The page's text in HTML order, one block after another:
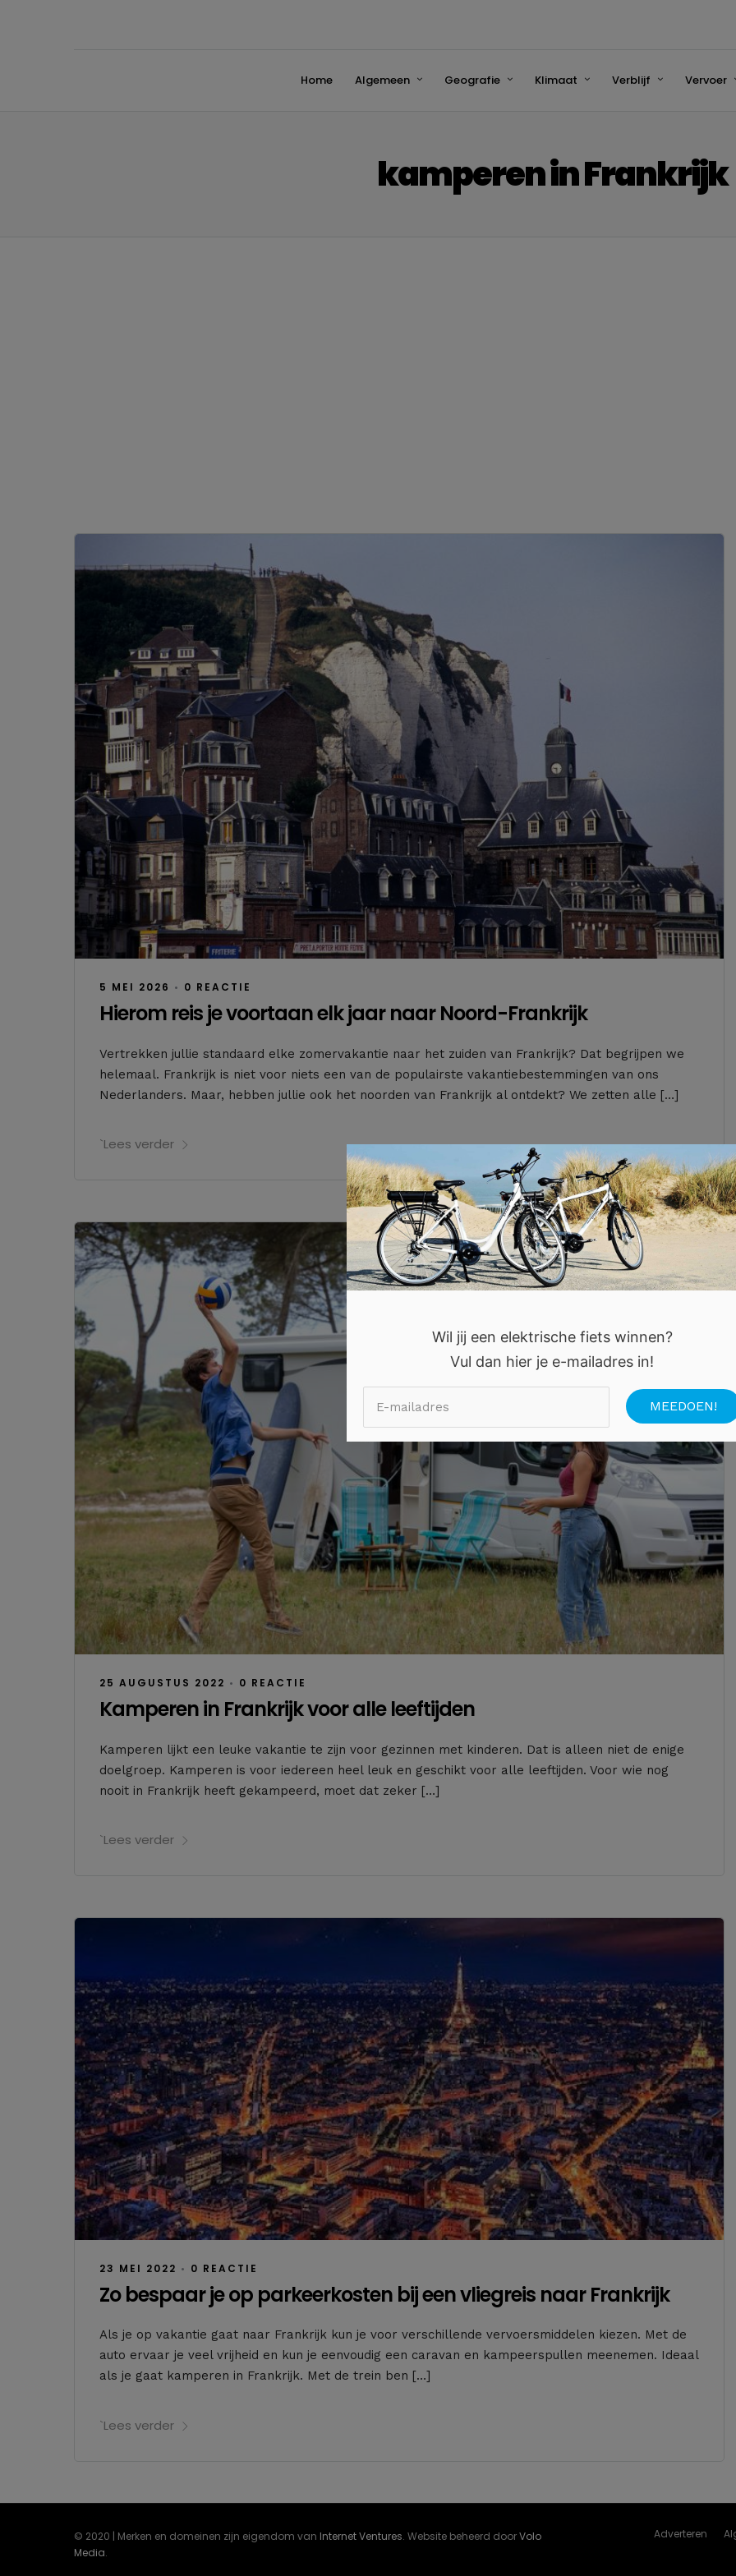
Home Algemeen Geografie Klimaat Verblijf Vervoer
kamperen in Frankrijk
5 MEI 2026 • 0 REACTIE
Hierom reis je voortaan elk jaar naar Noord-Frankrijk
Vertrekken jullie standaard elke zomervakantie naar het zuiden van Frankrijk? Dat begrijpen we
helemaal. Frankrijk is niet voor niets een van de populairste vakantiebestemmingen van ons
Nederlanders. Maar, hebben jullie ook het noorden van Frankrijk al ontdekt? We zetten alle […]
`Lees verder
25 AUGUSTUS 2022 • 0 REACTIE
Kamperen in Frankrijk voor alle leeftijden
Kamperen lijkt een leuke vakantie te zijn voor gezinnen met kinderen. Dat is alleen niet de enige
doelgroep. Kamperen is voor iedereen heel leuk en geschikt voor alle leeftijden. Voor wie nog
nooit in Frankrijk heeft gekampeerd, moet dat zeker […]
`Lees verder
23 MEI 2022 • 0 REACTIE
Zo bespaar je op parkeerkosten bij een vliegreis naar Frankrijk
Als je op vakantie gaat naar Frankrijk kun je voor verschillende vervoersmiddelen kiezen. Met de
auto ervaar je veel vrijheid en kun je eenvoudig een caravan en kampeerspullen meenemen. Ideaal
als je gaat kamperen in Frankrijk. Met de trein ben […]
`Lees verder
Adverteren
© 2020 | Merken en domeinen zijn eigendom van Internet Ventures. Website beheerd doorVolo
Media.
Wil jij een elektrische fiets winnen?
Vul dan hier je e-mailadres in!